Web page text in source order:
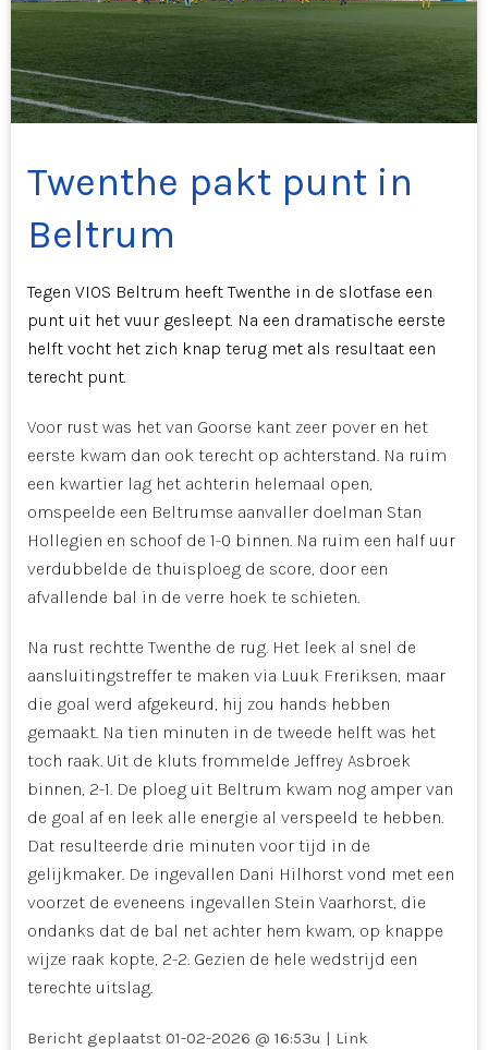
Twenthe pakt punt in
Beltrum
Tegen VIOS Beltrum heeft Twenthe in de slotfase een
punt uit het vuur gesleept. Na een dramatische eerste
helft vocht het zich knap terug met als resultaat een
terecht punt.
Voor rust was het van Goorse kant zeer pover en het
eerste kwam dan ook terecht op achterstand. Na ruim
een kwartier lag het achterin helemaal open,
omspeelde een Beltrumse aanvaller doelman Stan
Hollegien en schoof de 1-0 binnen. Na ruim een half uur
verdubbelde de thuisploeg de score, door een
afvallende bal in de verre hoek te schieten.
Na rust rechtte Twenthe de rug. Het leek al snel de
aansluitingstreffer te maken via Luuk Freriksen, maar
die goal werd afgekeurd, hij zou hands hebben
gemaakt. Na tien minuten in de tweede helft was het
toch raak. Uit de kluts frommelde Jeffrey Asbroek
binnen, 2-1. De ploeg uit Beltrum kwam nog amper van
de goal af en leek alle energie al verspeeld te hebben.
Dat resulteerde drie minuten voor tijd in de
gelijkmaker. De ingevallen Dani Hilhorst vond met een
voorzet de eveneens ingevallen Stein Vaarhorst, die
ondanks dat de bal net achter hem kwam, op knappe
wijze raak kopte, 2-2. Gezien de hele wedstrijd een
terechte uitslag.
Bericht geplaatst 01-02-2026 @ 16:53u | Link